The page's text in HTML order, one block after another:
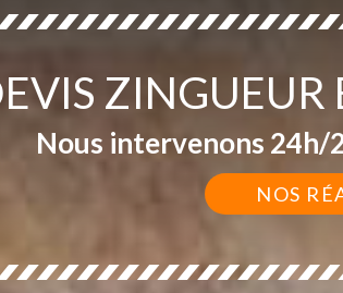
Nous intervenons 24h/
NOS